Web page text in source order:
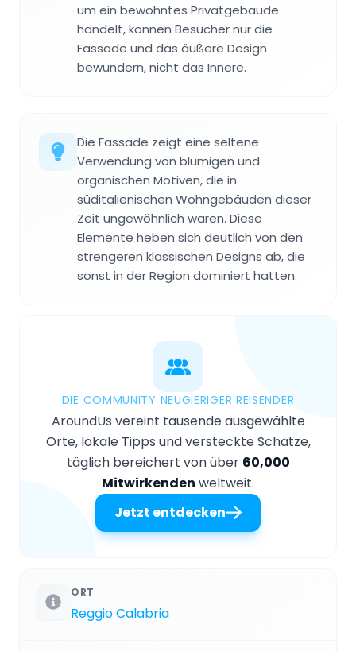
um ein bewohntes Privatgebäude
handelt, können Besucher nur die
Fassade und das äußere Design
bewundern, nicht das Innere.
Die Fassade zeigt eine seltene
Verwendung von blumigen und
organischen Motiven, die in
süditalienischen Wohngebäuden dieser
Zeit ungewöhnlich waren. Diese
Elemente heben sich deutlich von den
strengeren klassischen Designs ab, die
sonst in der Region dominiert hatten.
DIE COMMUNITY NEUGIERIGER REISENDER
AroundUs vereint tausende ausgewählte
Orte, lokale Tipps und versteckte Schätze,
täglich bereichert von über 60,000
Mitwirkenden weltweit.
Jetzt entdecken
ORT
Reggio Calabria